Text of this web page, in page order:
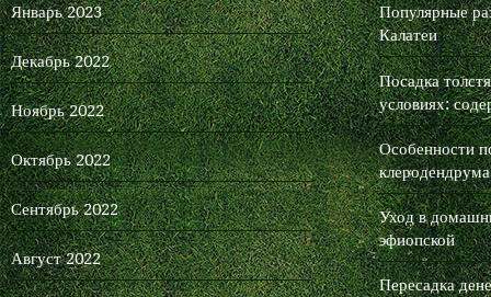
Январь 2023
Декабрь 2022
Ноябрь 2022
Октябрь 2022
Сентябрь 2022
Август 2022
Популярные
Калатеи
Посадка
условиях:
Особенности
Уход в
эфиопской
Пересадка